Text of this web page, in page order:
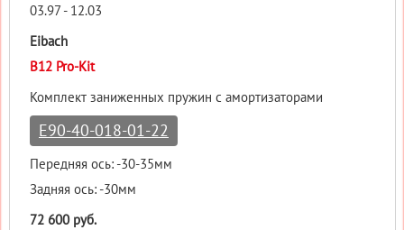
03.97 - 12.03
Eibach
B12 Pro-Kit
Комплект заниженных пружин с амортизаторами
E90-40-018-01-22
Передняя ось: -30-35мм
Задняя ось: -30мм
72 600 руб.